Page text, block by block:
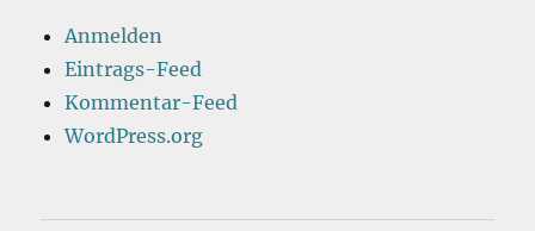
Anmelden
Eintrags-Feed
Kommentar-Feed
WordPress.org